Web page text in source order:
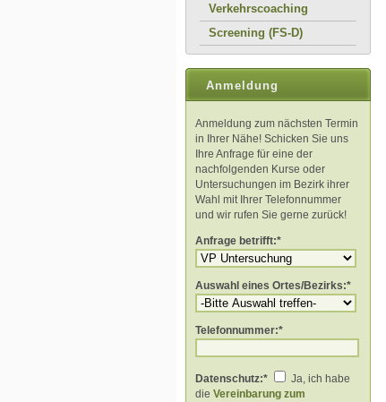
Verkehrscoaching
Screening (FS-D)
Anmeldung
Anmeldung zum nächsten Termin
in Ihrer Nähe! Schicken Sie uns
Ihre Anfrage für eine der
nachfolgenden Kurse oder
Untersuchungen im Bezirk ihrer
Wahl mit Ihrer Telefonnummer
und wir rufen Sie gerne zurück!
Anfrage betrifft:*
Auswahl eines Ortes/Bezirks:*
Telefonnummer:*
Datenschutz:*
Ja, ich habe
die Vereinbarung zum